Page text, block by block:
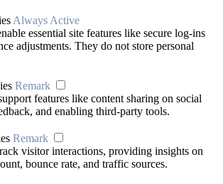
Always Active
essential site features like secure log-ins
adjustments. They do not store personal
Remark
features like content sharing on social
and enabling third-party tools.
Remark
visitor interactions, providing insights on
bounce rate, and traffic sources.